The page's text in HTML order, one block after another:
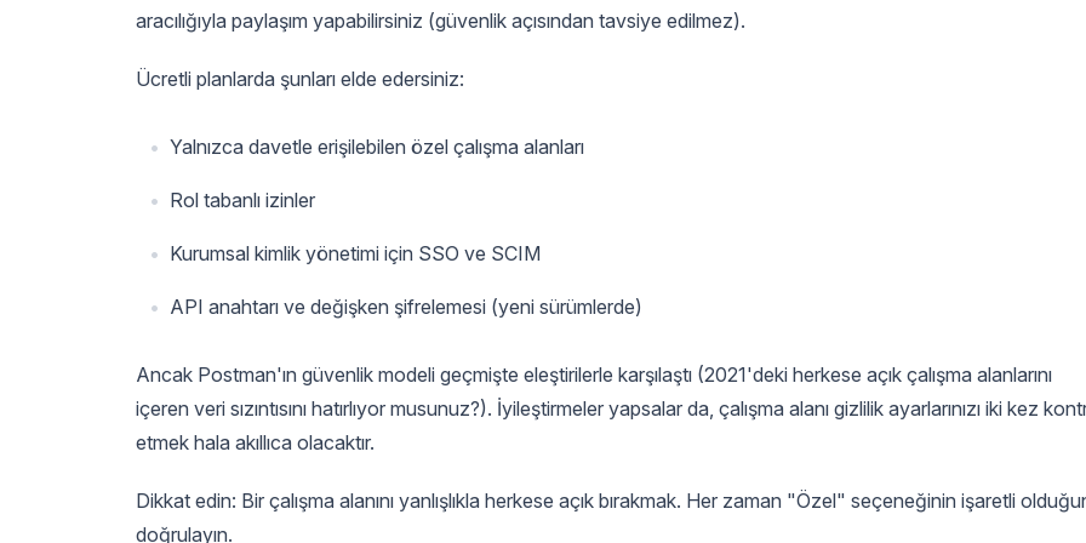
aracılığıyla paylaşım yapabilirsiniz (güvenlik açısından tavsiye edilmez).
Ücretli planlarda şunları elde edersiniz:
Yalnızca davetle erişilebilen özel çalışma alanları
Rol tabanlı izinler
Kurumsal kimlik yönetimi için SSO ve SCIM
API anahtarı ve değişken şifrelemesi (yeni sürümlerde)
Ancak Postman'ın güvenlik modeli geçmişte eleştirilerle karşılaştı (2021'deki herkese açık çalışma alanlarını
içeren veri sızıntısını hatırlıyor musunuz?). İyileştirmeler yapsalar da, çalışma alanı gizlilik ayarlarınızı iki kez
etmek hala akıllıca olacaktır.
Dikkat edin: Bir çalışma alanını yanlışlıkla herkese açık bırakmak. Her zaman "Özel" seçeneğinin işaretli
doğrulayın.